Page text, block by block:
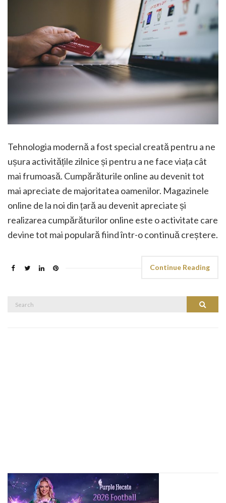
Tehnologia modernă a fost special creată pentru a ne
ușura activitățile zilnice și pentru a ne face viața cât
mai frumoasă. Cumpărăturile online au devenit tot
mai apreciate de majoritatea oamenilor. Magazinele
online de la noi din țară au devenit apreciate și
realizarea cumpărăturilor online este o activitate care
devine tot mai populară fiind într-o continuă creștere.
Continue Reading
Search
Search